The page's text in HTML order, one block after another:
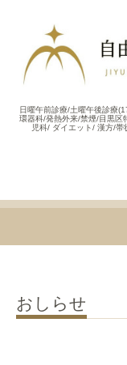
日曜午前診療/土曜午後診療
環器科/発熱外来/禁煙/目黒区
児科/ ダイエット/ 漢方/
おしらせ